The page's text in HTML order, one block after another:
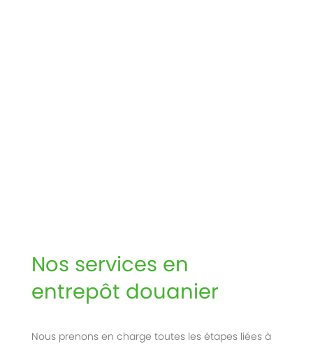
Nos services en
entrepôt douanier
Nous prenons en charge toutes les étapes liées à